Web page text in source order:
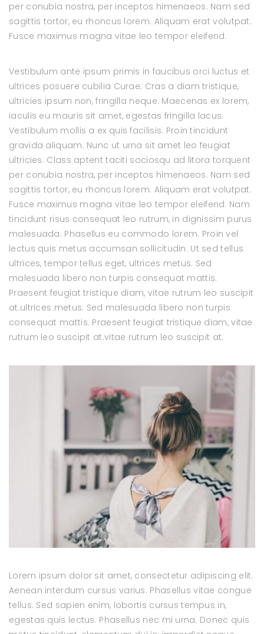
per conubia nostra, per inceptos himenaeos. Nam sed
sagittis tortor, eu rhoncus lorem. Aliquam erat volutpat.
Fusce maximus magna vitae leo tempor eleifend.
Vestibulum ante ipsum primis in faucibus orci luctus et
ultrices posuere cubilia Curae; Cras a diam tristique,
ultricies ipsum non, fringilla neque. Maecenas ex lorem,
iaculis eu mauris sit amet, egestas fringilla lacus.
Vestibulum mollis a ex quis facilisis. Proin tincidunt
gravida aliquam. Nunc ut urna sit amet leo feugiat
ultricies. Class aptent taciti sociosqu ad litora torquent
per conubia nostra, per inceptos himenaeos. Nam sed
sagittis tortor, eu rhoncus lorem. Aliquam erat volutpat.
Fusce maximus magna vitae leo tempor eleifend. Nam
tincidunt risus consequat leo rutrum, in dignissim purus
malesuada. Phasellus eu commodo lorem. Proin vel
lectus quis metus accumsan sollicitudin. Ut sed tellus
ultrices, tempor tellus eget, ultrices metus. Sed
malesuada libero non turpis consequat mattis.
Praesent feugiat tristique diam, vitae rutrum leo suscipit
at.ultrices metus. Sed malesuada libero non turpis
consequat mattis. Praesent feugiat tristique diam, vitae
rutrum leo suscipit at.vitae rutrum leo suscipit at.
Lorem ipsum dolor sit amet, consectetur adipiscing elit.
Aenean interdum cursus varius. Phasellus vitae congue
tellus. Sed sapien enim, lobortis cursus tempus in,
egestas quis lectus. Phasellus nec mi urna. Donec quis